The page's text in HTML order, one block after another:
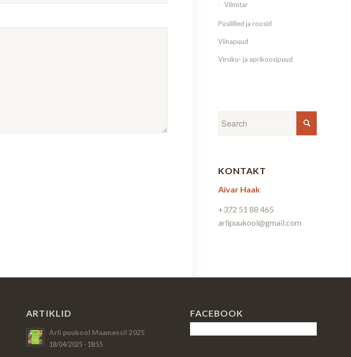
Vilmitar
Püsililled ja roosid
Viinapuud
Virsiku- ja aprikoosipuud
KONTAKT
Aivar Haak
+372 51 88 465
arlipuukool@gmail.com
ARTIKLID
Arli puukool Maamessil 2025
18/04/2025 - 18:55
FACEBOOK